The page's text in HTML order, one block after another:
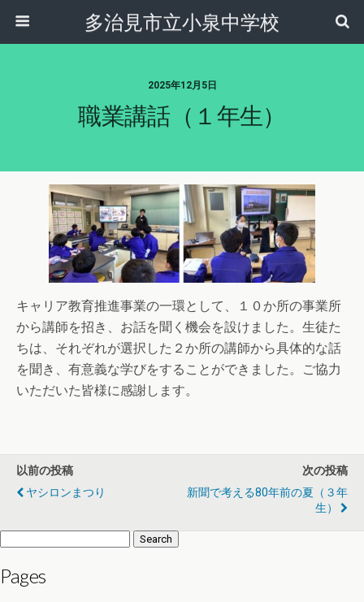
多治見市立小泉中学校
2025年12月5日
職業講話（１年生）
キャリア教育推進事業の一環として、１０か所の事業所
から講師を招き、お話を聞く機会を設けました。生徒た
ちは、それぞれが選択した２か所の講師から具体的な話
を聞き、有意義な学びをすることができました。ご協力
いただいた皆様に感謝します。
以前の投稿
ヤシロンまつり
次の投稿
新聞で考える80年前の夏（３年
生）
for:
Pages